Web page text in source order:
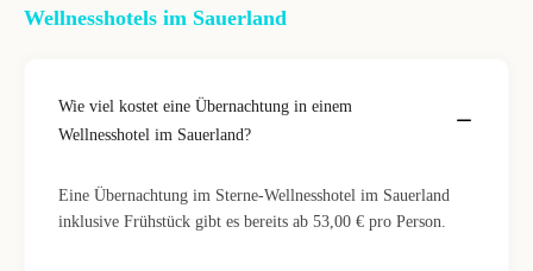
Wellnesshotels im Sauerland
Wie viel kostet eine Übernachtung in einem
Wellnesshotel im Sauerland?
Eine Übernachtung im Sterne-Wellnesshotel im Sauerland
inklusive Frühstück gibt es bereits ab 53,00 € pro Person.